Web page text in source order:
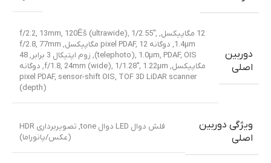
دوربین
اصلی
12 مگاپیکسل, f/2.2, 13mm, 120Ëš (ultrawide), 1/2.55″,
1.4µm, دوگانه pixel PDAF
,
12 مگاپیکسل, f/2.8, 77mm
(telephoto), 1.0µm, PDAF, OIS, زوم اپتیکال 3 برابر
,
48
مگاپیکسل, f/1.8, 24mm (wide), 1/1.28″, 1.22µm, دوگانه
pixel PDAF, sensor-shift OIS, TOF 3D LiDAR scanner
(depth)
ویژگی دوربین
اصلی
فلش دوال LED دوال tone, تصویربرداری HDR
(عکس/پانوراما)